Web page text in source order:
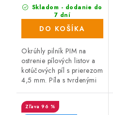
Skladom - dodanie do
7 dní
(11 ks)
DO KOŠÍKA
Okrúhly pilník PIM na
ostrenie pílových listov a
kotúčových píl s prierezom
4,5 mm. Píla s tvrdenými
pilníkmi! Možno použiť aj
na ostrenie náradia.
96 %